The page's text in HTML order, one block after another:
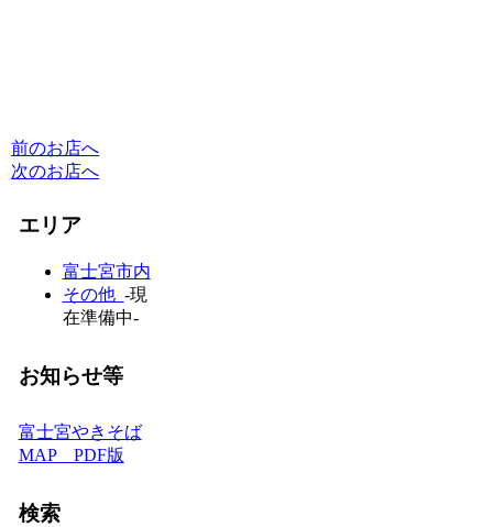
前のお店へ
次のお店へ
エリア
富士宮市内
その他 -現
在準備中-
お知らせ等
富士宮やきそば
MAP PDF版
検索